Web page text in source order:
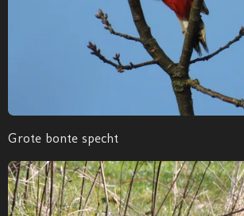
Grote bonte specht